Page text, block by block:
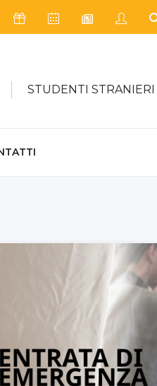
Icona SostieniciIcona Calendario
Icona
STUDENTI STRANIERI